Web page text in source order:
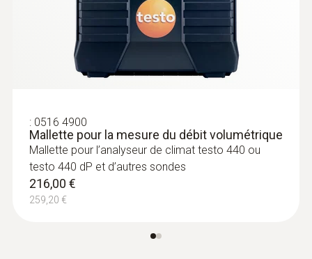
446,00 €
535,20 €
Sondes de contact
: 0516 4900
Mallette pour la mesure du débit volumétrique
Mallette pour l’analyseur de climat testo 440 ou
testo 440 dP et d’autres sondes
216,00 €
259,20 €